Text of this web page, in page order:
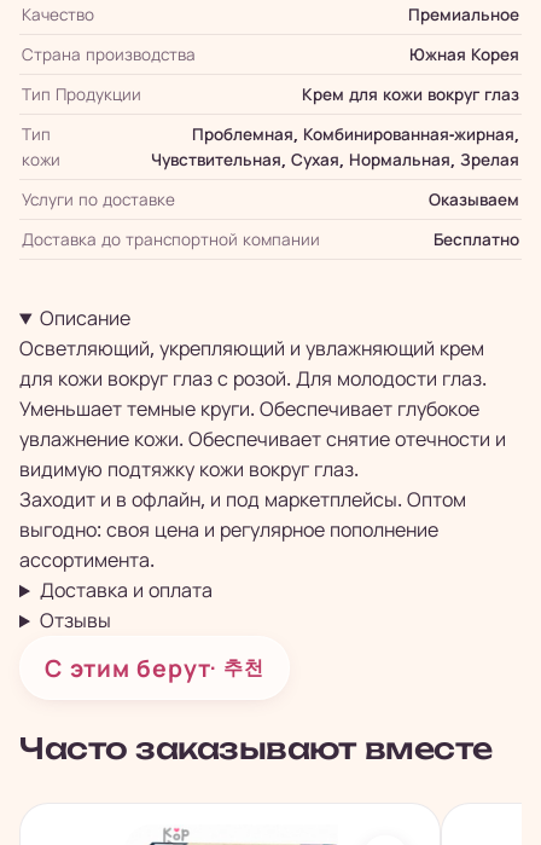
Качество
Премиальное
Страна производства
Южная Корея
Тип Продукции
Крем для кожи вокруг глаз
Тип
кожи
Проблемная, Комбинированная-жирная,
Чувствительная, Сухая, Нормальная, Зрелая
Услуги по доставке
Оказываем
Доставка до транспортной компании
Бесплатно
Описание
Осветляющий, укрепляющий и увлажняющий крем
для кожи вокруг глаз с розой. Для молодости глаз.
Уменьшает темные круги. Обеспечивает глубокое
увлажнение кожи. Обеспечивает снятие отечности и
видимую подтяжку кожи вокруг глаз.
Заходит и в офлайн, и под маркетплейсы. Оптом
выгодно: своя цена и регулярное пополнение
ассортимента.
Доставка и оплата
Отзывы
С этим берут· 추천
Часто заказывают вместе